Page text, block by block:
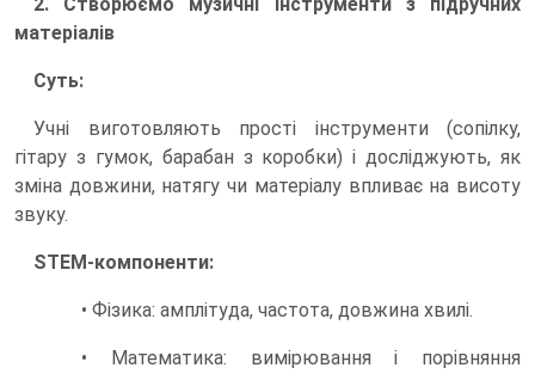
матеріалів
Суть:
Учні виготовляють прості інструменти (сопілку,
гітару з гумок, барабан з коробки) і досліджують, як
зміна довжини, натягу чи матеріалу впливає на висоту
звуку.
STEM-компоненти:
• Фізика: амплітуда, частота, довжина хвилі.
• Математика: вимірювання і порівняння